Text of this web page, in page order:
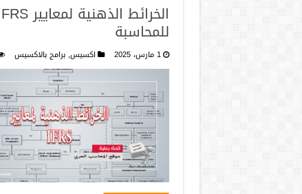
للمحاسبة
1 مارس، 2025 اكسيس,برامج بالاكسيس